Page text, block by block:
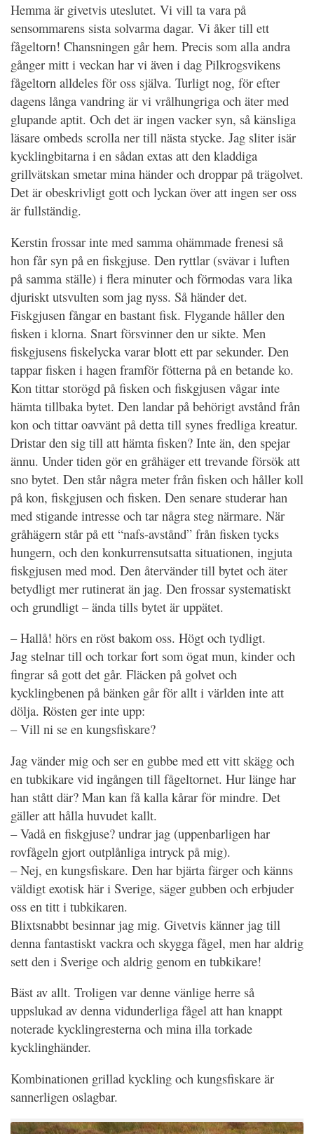
Hemma är givetvis uteslutet. Vi vill ta vara på
sensommarens sista solvarma dagar. Vi åker till ett
fågeltorn! Chansningen går hem. Precis som alla andra
gånger mitt i veckan har vi även i dag Pilkrogsvikens
fågeltorn alldeles för oss själva. Turligt nog, för efter
dagens långa vandring är vi vrålhungriga och äter med
glupande aptit. Och det är ingen vacker syn, så känsliga
läsare ombeds scrolla ner till nästa stycke. Jag sliter isär
kycklingbitarna i en sådan extas att den kladdiga
grillvätskan smetar mina händer och droppar på trägolvet.
Det är obeskrivligt gott och lyckan över att ingen ser oss
är fullständig.
Kerstin frossar inte med samma ohämmade frenesi så
hon får syn på en fiskgjuse. Den ryttlar (svävar i luften
på samma ställe) i flera minuter och förmodas vara lika
djuriskt utsvulten som jag nyss. Så händer det.
Fiskgjusen fångar en bastant fisk. Flygande håller den
fisken i klorna. Snart försvinner den ur sikte. Men
fiskgjusens fiskelycka varar blott ett par sekunder. Den
tappar fisken i hagen framför fötterna på en betande ko.
Kon tittar storögd på fisken och fiskgjusen vågar inte
hämta tillbaka bytet. Den landar på behörigt avstånd från
kon och tittar oavvänt på detta till synes fredliga kreatur.
Dristar den sig till att hämta fisken? Inte än, den spejar
ännu. Under tiden gör en gråhäger ett trevande försök att
sno bytet. Den står några meter från fisken och håller koll
på kon, fiskgjusen och fisken. Den senare studerar han
med stigande intresse och tar några steg närmare. När
gråhägern står på ett “nafs-avstånd” från fisken tycks
hungern, och den konkurrensutsatta situationen, ingjuta
fiskgjusen med mod. Den återvänder till bytet och äter
betydligt mer rutinerat än jag. Den frossar systematiskt
och grundligt – ända tills bytet är uppätet.
– Hallå! hörs en röst bakom oss. Högt och tydligt.
Jag stelnar till och torkar fort som ögat mun, kinder och
fingrar så gott det går. Fläcken på golvet och
kycklingbenen på bänken går för allt i världen inte att
dölja. Rösten ger inte upp:
– Vill ni se en kungsfiskare?
Jag vänder mig och ser en gubbe med ett vitt skägg och
en tubkikare vid ingången till fågeltornet. Hur länge har
han stått där? Man kan få kalla kårar för mindre. Det
gäller att hålla huvudet kallt.
– Vadå en fiskgjuse? undrar jag (uppenbarligen har
rovfågeln gjort outplånliga intryck på mig).
– Nej, en kungsfiskare. Den har bjärta färger och känns
väldigt exotisk här i Sverige, säger gubben och erbjuder
oss en titt i tubkikaren.
Blixtsnabbt besinnar jag mig. Givetvis känner jag till
denna fantastiskt vackra och skygga fågel, men har aldrig
sett den i Sverige och aldrig genom en tubkikare!
Bäst av allt. Troligen var denne vänlige herre så
uppslukad av denna vidunderliga fågel att han knappt
noterade kycklingresterna och mina illa torkade
kycklinghänder.
Kombinationen grillad kyckling och kungsfiskare är
sannerligen oslagbar.